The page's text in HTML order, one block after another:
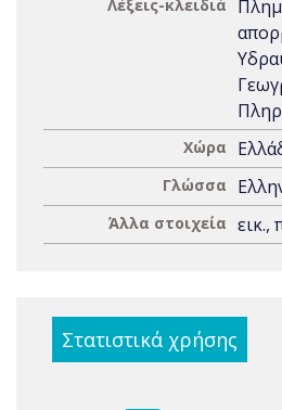
Λέξεις-κλειδιά
Χώρα
Γλώσσα
Άλλα στοιχεία εικ.,
Στατιστικά χρήσης